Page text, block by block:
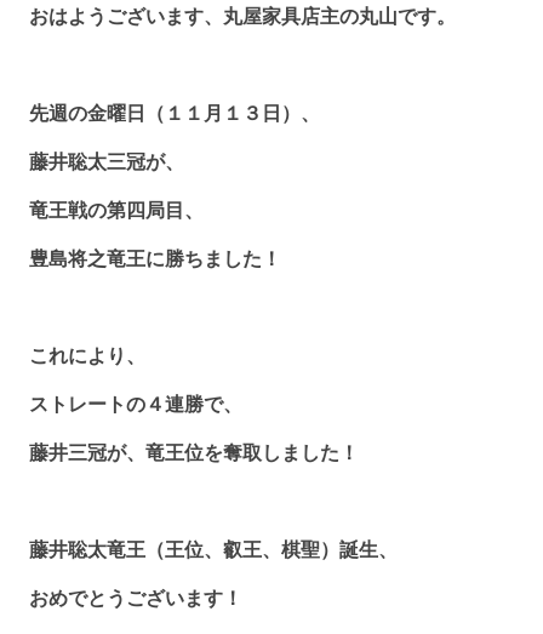
おはようございます、丸屋家具店主の丸山です。
先週の金曜日（１１月１３日）、
藤井聡太三冠が、
竜王戦の第四局目、
豊島将之竜王に勝ちました！
これにより、
ストレートの４連勝で、
藤井三冠が、竜王位を奪取しました！
藤井聡太竜王（王位、叡王、棋聖）誕生、
おめでとうございます！